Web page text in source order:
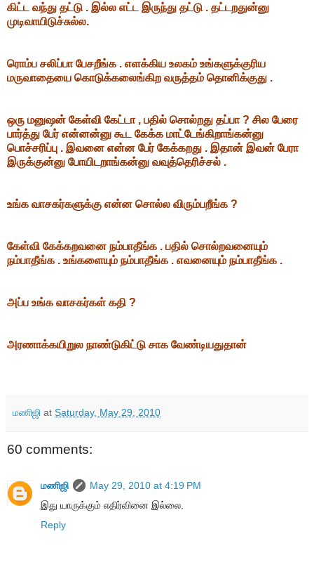
கிட்ட வந்து தட்டு . இல்ல எட்ட இருந்து தட்டு . தட்டறதுன்னு
முடிவாயிடுச்சுல்ல.
ரொம்ப சலிப்பா பேசறீங்க . எளக்கிய உலகம் உங்களுக்குரிய
மருவாதையை கொடுக்கலைங்கிற வருத்தம் தொனிக்குது .
ஒரு மனுஷன் கேள்வி கேட்டா , பதில் சொல்றது தப்பா ? சில பேரை
பார்த்து பேர் என்னன்னு கூட கேக்க மாட்டேங்கிறாங்கன்னு
பொச்சரிப்பு . இவனை என்ன பேர் கேக்கறது . இதான் இவன் பேரா
இருக்குன்னு போயிடறாங்கன்னு வவுத்தெரிச்சல் .
உங்க வாசகர்களுக்கு என்ன சொல்ல விரும்பறீங்க ?
கேள்வி கேக்கறவனை நம்பாதீங்க . பதில் சொல்றவனையும்
நம்பாதீங்க . உங்களையும் நம்பாதீங்க . எவனையும் நம்பாதீங்க .
அப்ப உங்க வாசகர்கள் கதி ?
அரணாக்கயிறுல நாண்டுகிட்டு சாக வேண்டியதுதான்
மணிஜி at Saturday, May 29, 2010
60 comments:
மணிஜி
May 29, 2010 at 4:19 PM
இது யாருக்கும் எதிர்வினை இல்லை.
Reply